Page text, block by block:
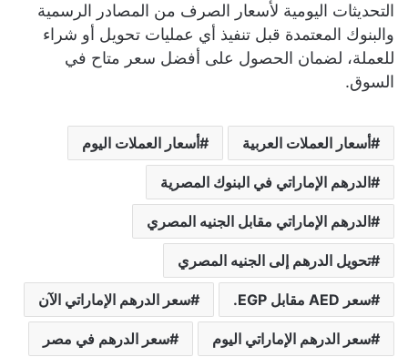
التحديثات اليومية لأسعار الصرف من المصادر الرسمية
والبنوك المعتمدة قبل تنفيذ أي عمليات تحويل أو شراء
للعملة، لضمان الحصول على أفضل سعر متاح في
السوق.
أسعار العملات العربية أسعار العملات اليوم
الدرهم الإماراتي في البنوك المصرية
الدرهم الإماراتي مقابل الجنيه المصري
تحويل الدرهم إلى الجنيه المصري
سعر AED مقابل EGP. سعر الدرهم الإماراتي الآن
سعر الدرهم الإماراتي اليوم سعر الدرهم في مصر